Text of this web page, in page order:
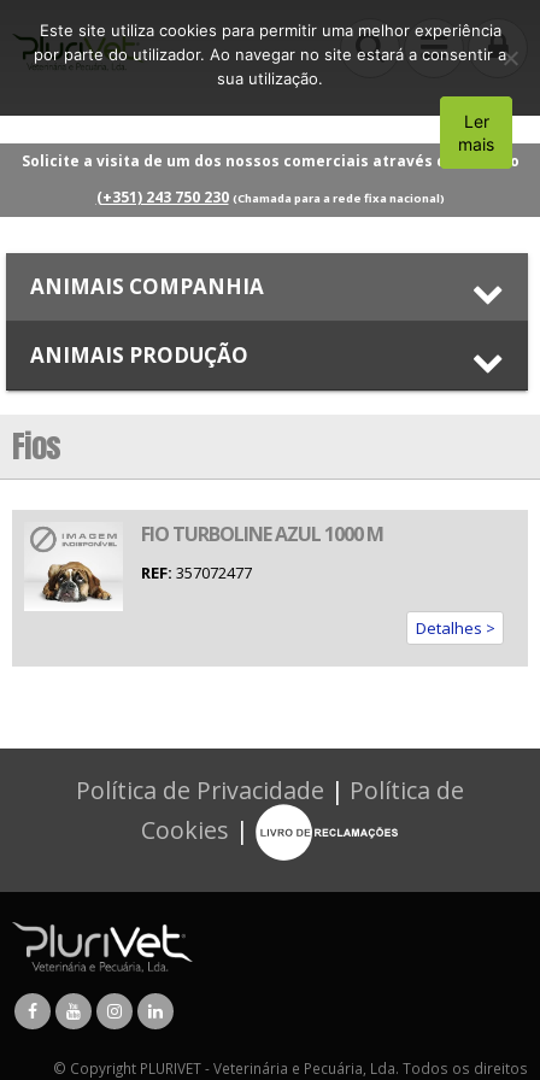
Solicite a visita de um dos nossos comerciais através do número
(+351) 243 750 230 (Chamada para a rede fixa nacional)
ANIMAIS COMPANHIA
ANIMAIS PRODUÇÃO
Fios
FIO TURBOLINE AZUL 1000 M
REF: 357072477
Detalhes >
Política de Privacidade | Política de
Cookies |
© Copyright PLURIVET - Veterinária e Pecuária, Lda. Todos os direitos
Este site utiliza cookies para permitir uma melhor experiência
por parte do utilizador. Ao navegar no site estará a consentir a
sua utilização.
Aceito
Ler
mais